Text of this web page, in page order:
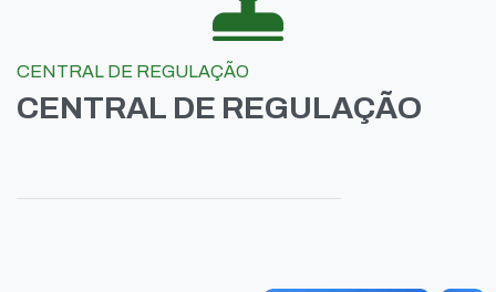
CENTRAL DE REGULAÇÃO
CENTRAL DE REGULAÇÃO